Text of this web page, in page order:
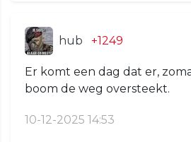
hub +1249
Er komt een dag dat er,
boom de weg oversteekt.
10-12-2025 14:53